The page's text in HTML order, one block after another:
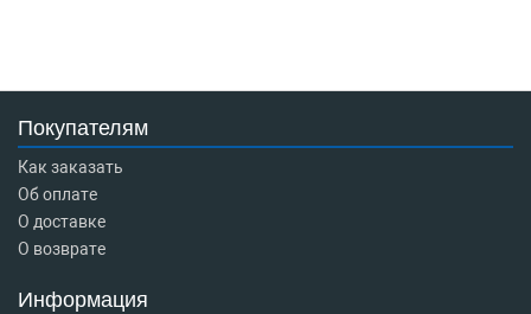
Покупателям
Как заказать
Об оплате
О доставке
О возврате
Информация